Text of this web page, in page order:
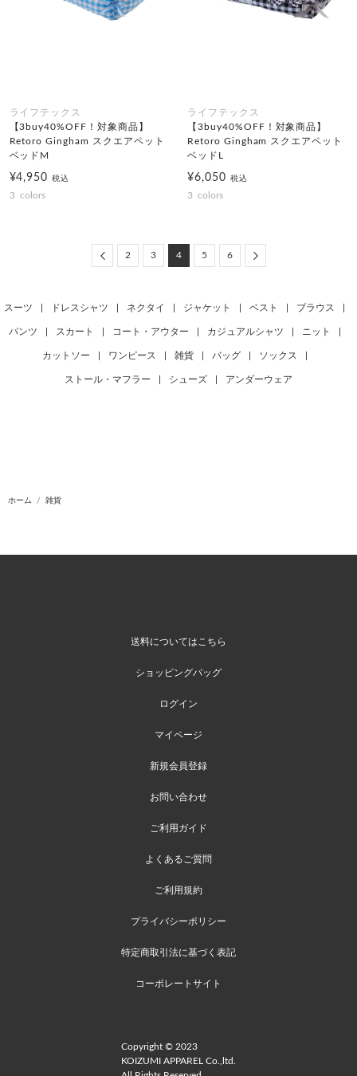
ライフテックス
【3buy40%OFF！対象商品】
Retoro Gingham スクエアペット
ベッドM
¥4,950税込
3 colors
ライフテックス
【3buy40%OFF！対象商品】
Retoro Gingham スクエアペット
ベッドL
¥6,050 税込
3 colors
Previous
2 3 4 5 6 Next
スーツ ドレスシャツ ネクタイ ジャケット ベスト ブラウス
パンツ スカート コート・アウター カジュアルシャツ ニット
カットソー ワンピース 雑貨 バッグ ソックス
ストール・マフラー シューズ アンダーウェア
ホーム 雑貨
送料についてはこちら
ショッピングバッグ
ログイン
マイページ
新規会員登録
お問い合わせ
ご利用ガイド
よくあるご質問
ご利用規約
プライバシーポリシー
特定商取引法に基づく表記
コーポレートサイト
Copyright © 2023
KOIZUMI APPAREL Co.,ltd.